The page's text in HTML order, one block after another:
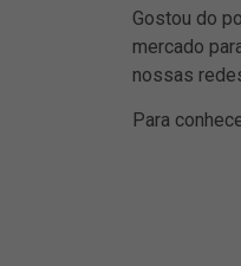
Gostou do
mercado
nossas
Para